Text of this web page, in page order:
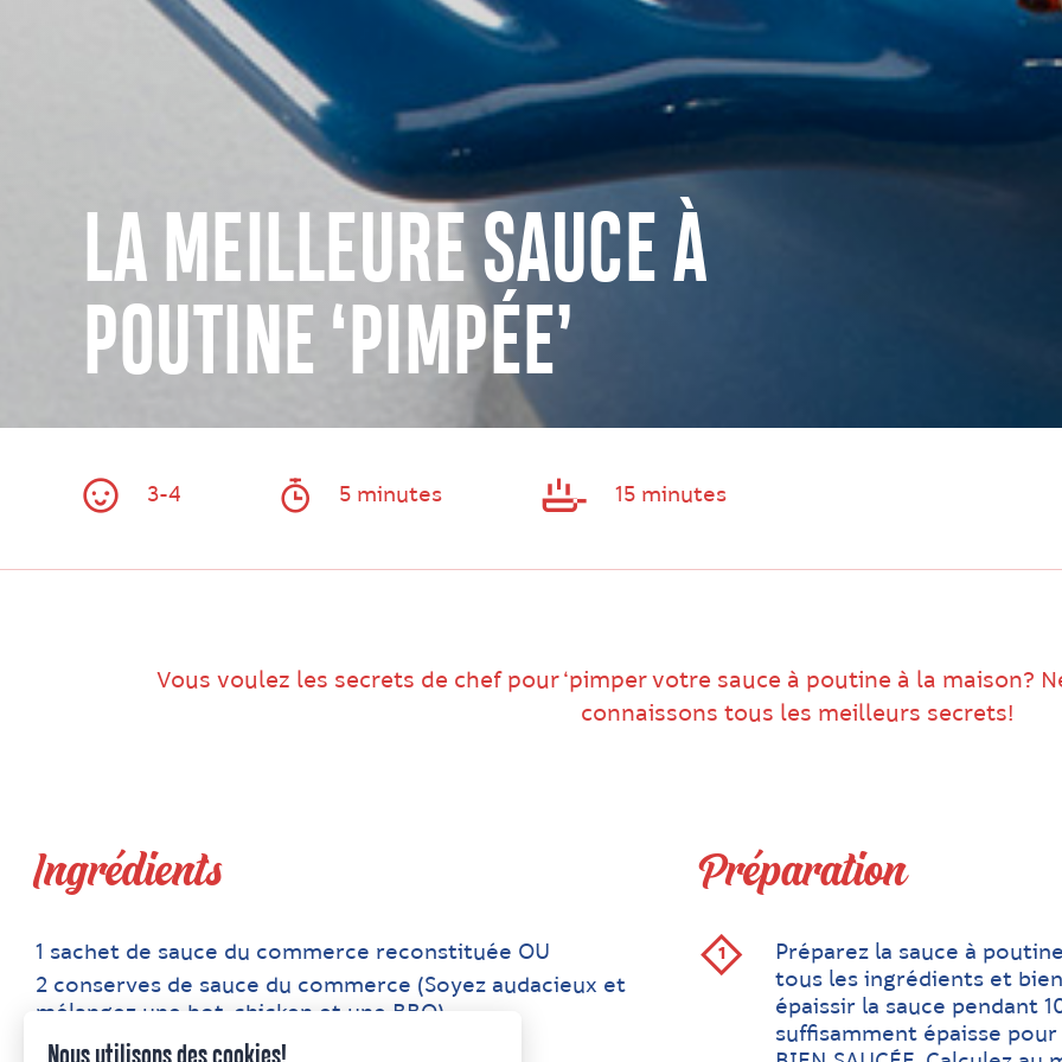
LA MEILLEURE SAUCE À
POUTINE ‘PIMPÉE’
3-4 5 minutes 15 minutes
Vous voulez les secrets de chef pour ‘pimper votre sauce à poutine à la maison?
connaissons tous les meilleurs secrets!
Ingrédients
1 sachet de sauce du commerce reconstituée OU
2 conserves de sauce du commerce (Soyez audacieux et
mélangez une hot-chicken et une BBQ)
1 c. à thé de sauce Sriracha
Préparation
Préparez la sauce à
tous les ingrédients et
épaissir la sauce pendant
suffisamment épaisse pour